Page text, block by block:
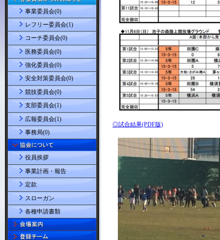
事業委員会(0)
レフリー委員会(1)
コーチ委員会(0)
医務委員会(0)
強化委員会(0)
安全対策委員会(0)
競技委員会(0)
支部委員会(1)
広報委員会(1)
事務局(0)
役員挨拶
事業計画・報告
定款
スローガン
各種申請書類